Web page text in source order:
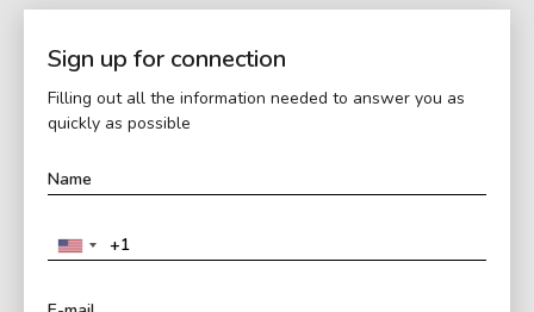
Sign up for connection
Filling out all the information needed to answer you as
quickly as possible